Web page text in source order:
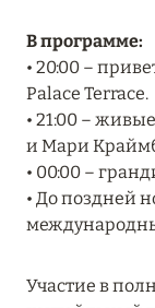
ASTORIA
Подробнее
12 ноября 2025
MANDARIN
NOVEMBER
В программе:
• 20:00 –
Palace Terrace.
• 21:00 –
и Мари
• 00:00 –
• До поздней
Участие в